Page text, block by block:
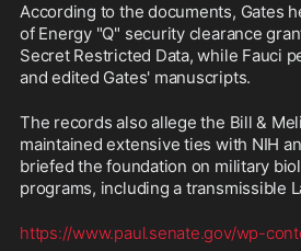
According to the documents, Gates
of Energy "Q" security clearance
Secret Restricted Data, while Fauci
and edited Gates' manuscripts.
The records also allege the Bill &
maintained extensive ties with NIH
briefed the foundation on military
programs, including a transmissible
https://www.paul.senate.gov/wp-